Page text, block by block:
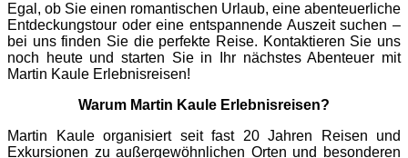
Egal, ob Sie einen romantischen Urlaub, eine abenteuerliche
Entdeckungstour oder eine entspannende Auszeit suchen –
bei uns finden Sie die perfekte Reise. Kontaktieren Sie uns
noch heute und starten Sie in Ihr nächstes Abenteuer mit
Martin Kaule Erlebnisreisen!
Warum Martin Kaule Erlebnisreisen?
Martin Kaule organisiert seit fast 20 Jahren Reisen und
Exkursionen zu außergewöhnlichen Orten und besonderen